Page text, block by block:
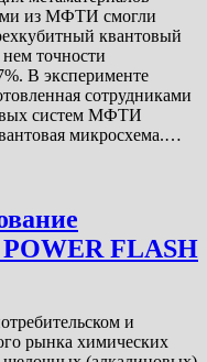
из МФТИ смогли
квантовый
точности
В эксперименте
сотрудниками
систем МФТИ
микросхема.…
POWER FLASH
и
рынка химических